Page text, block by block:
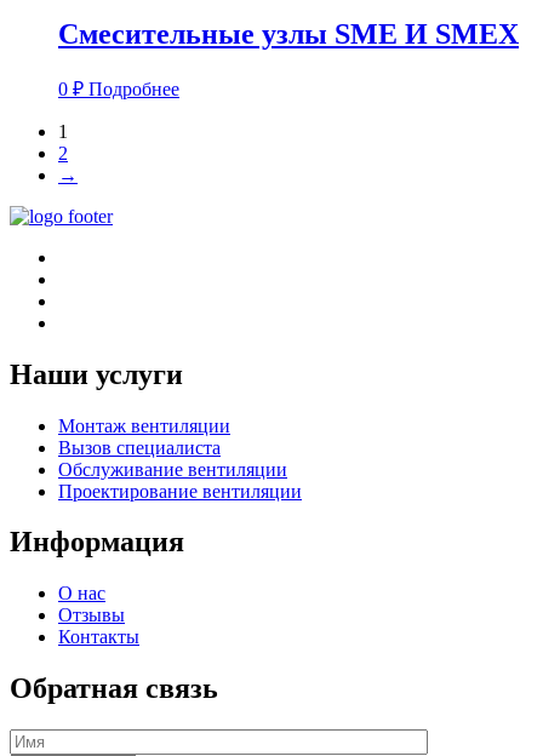
Смесительные узлы SME И SMEX
0 ₽ Подробнее
1
2
→
Наши услуги
Монтаж вентиляции
Вызов специалиста
Обслуживание вентиляции
Проектирование вентиляции
Информация
О нас
Отзывы
Контакты
Обратная связь